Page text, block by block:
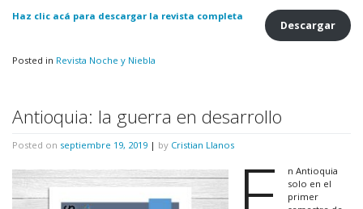
Descargar
Haz clic acá para descargar la revista completa
Posted in Revista Noche y Niebla
Antioquia: la guerra en desarrollo
Posted on septiembre 19, 2019 | by Cristian Llanos
n Antioquia
solo en el
primer